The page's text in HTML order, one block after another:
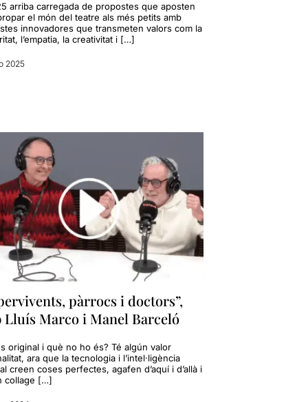
arriba carregada de propostes que aposten
el món del teatre als més petits amb
innovadores que transmeten valors com la
l’empatia, la creativitat i […]
2025
pàrrocs i doctors”,
Lluís Marco i Manel Barceló
original i què no ho és? Té algún valor
ara que la tecnologia i l’intel·ligència
creen coses perfectes, agafen d’aquí i d’allà i
collage […]